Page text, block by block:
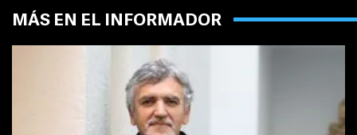
MÁS EN EL INFORMADOR